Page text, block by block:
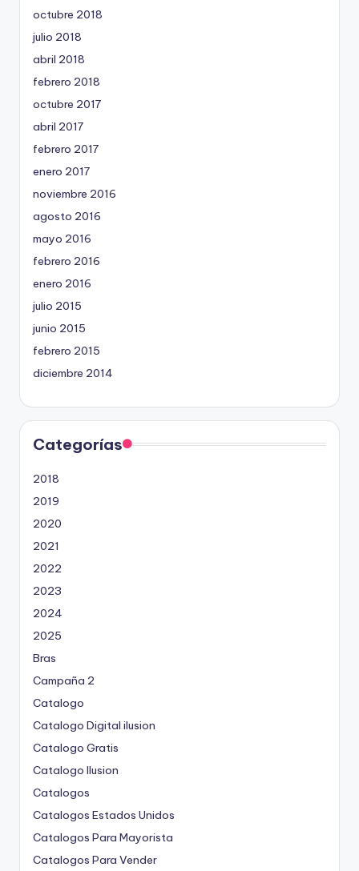
octubre 2018
julio 2018
abril 2018
febrero 2018
octubre 2017
abril 2017
febrero 2017
enero 2017
noviembre 2016
agosto 2016
mayo 2016
febrero 2016
enero 2016
julio 2015
junio 2015
febrero 2015
diciembre 2014
Categorías
2018
2019
2020
2021
2022
2023
2024
2025
Bras
Campaña 2
Catalogo
Catalogo Digital ilusion
Catalogo Gratis
Catalogo Ilusion
Catalogos
Catalogos Estados Unidos
Catalogos Para Mayorista
Catalogos Para Vender